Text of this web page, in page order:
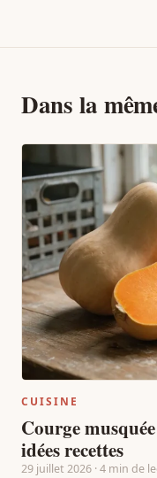
Dans la
CUISINE
Courge
idées recettes
29 juillet 2026 · 4 min de